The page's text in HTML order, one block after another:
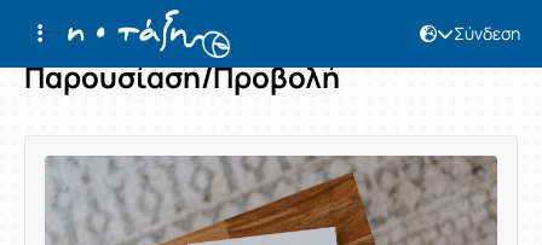
Σύνδεση
Παρουσίαση/Προβολή